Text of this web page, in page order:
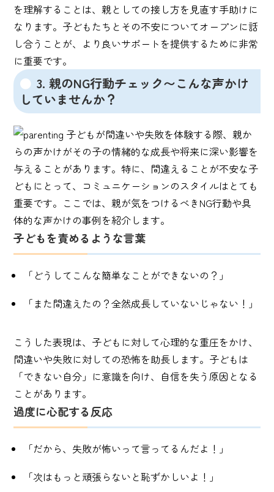
を理解することは、親としての接し方を見直す手助けに
なります。子どもたちとその不安についてオープンに話
し合うことが、より良いサポートを提供するために非常
に重要です。
3. 親のNG行動チェック〜こんな声かけ
していませんか？
子どもが間違いや失敗を体験する際、親か
らの声かけがその子の情緒的な成長や将来に深い影響を
与えることがあります。特に、間違えることが不安な子
どもにとって、コミュニケーションのスタイルはとても
重要です。ここでは、親が気をつけるべきNG行動や具
体的な声かけの事例を紹介します。
子どもを責めるような言葉
「どうしてこんな簡単なことができないの？」
「また間違えたの？全然成長していないじゃない！」
こうした表現は、子どもに対して心理的な重圧をかけ、
間違いや失敗に対しての恐怖を助長します。子どもは
「できない自分」に意識を向け、自信を失う原因となる
ことがあります。
過度に心配する反応
「だから、失敗が怖いって言ってるんだよ！」
「次はもっと頑張らないと恥ずかしいよ！」